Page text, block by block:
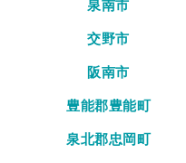
泉南市
交野市
阪南市
豊能郡豊能町
泉北郡忠岡町